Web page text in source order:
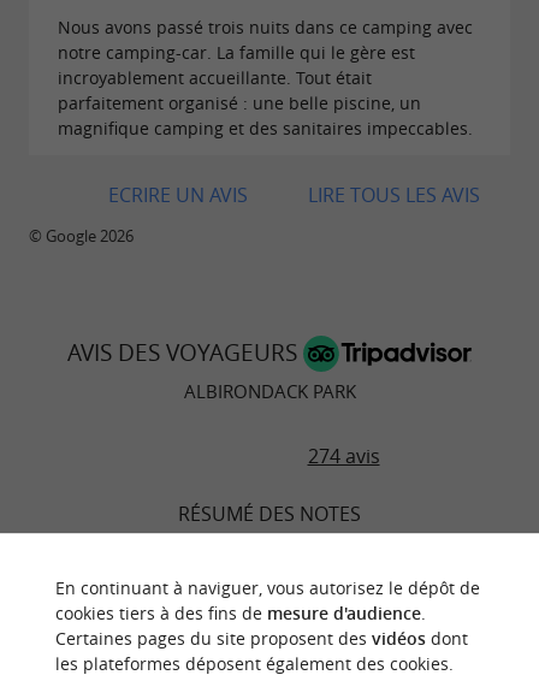
Nous avons passé trois nuits dans ce camping avec
notre camping-car. La famille qui le gère est
incroyablement accueillante. Tout était
parfaitement organisé : une belle piscine, un
magnifique camping et des sanitaires impeccables.
LIRE TOUS LES AVIS
ECRIRE UN AVIS
© Google 2026
AVIS DES VOYAGEURS
ALBIRONDACK PARK
274 avis
RÉSUMÉ DES NOTES
Literie
En continuant à naviguer, vous autorisez le dépôt de
cookies tiers à des fins de mesure d'audience.
Certaines pages du site proposent des vidéosdont
les plateformes déposent également des cookies.